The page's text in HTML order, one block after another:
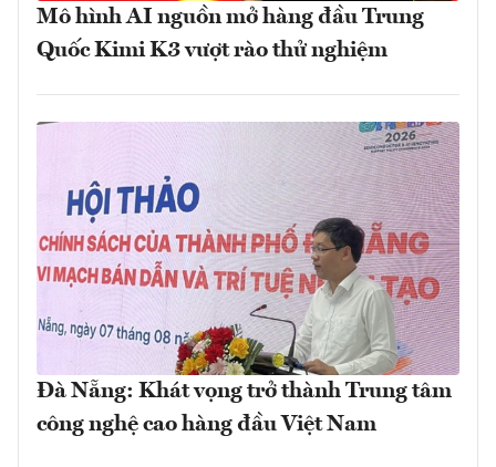
Mô hình AI nguồn mở hàng đầu Trung
Quốc Kimi K3 vượt rào thử nghiệm
Đà Nẵng: Khát vọng trở thành Trung tâm
công nghệ cao hàng đầu Việt Nam